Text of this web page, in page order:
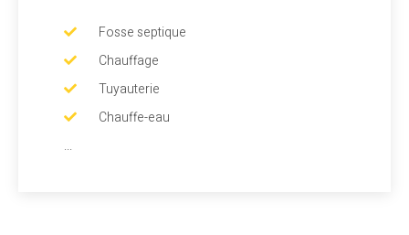
Fosse septique
Chauffage
Tuyauterie
Chauffe-eau
...